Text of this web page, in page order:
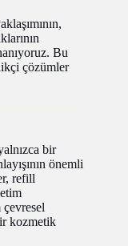
Bu
çözümler
bir
önemli
refill
kozmetik